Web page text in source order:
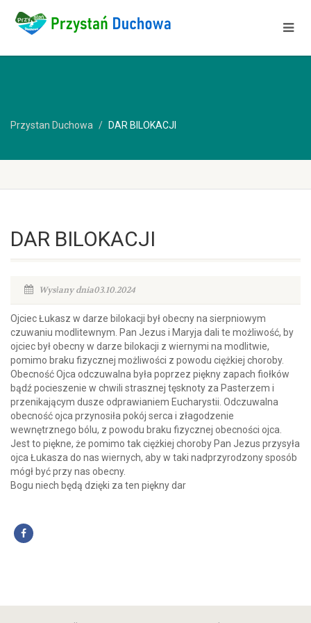
Przystan Duchowa DAR BILOKACJI
DAR BILOKACJI
Wysłany dnia03.10.2024
Ojciec Łukasz w darze bilokacji był obecny na sierpniowym
czuwaniu modlitewnym. Pan Jezus i Maryja dali te możliwość, by
ojciec był obecny w darze bilokacji z wiernymi na modlitwie,
pomimo braku fizycznej możliwości z powodu ciężkiej choroby.
Obecność Ojca odczuwalna była poprzez piękny zapach fiołków
bądź pocieszenie w chwili strasznej tęsknoty za Pasterzem i
przenikającym dusze odprawianiem Eucharystii. Odczuwalna
obecność ojca przynosiła pokój serca i złagodzenie
wewnętrznego bólu, z powodu braku fizycznej obecności ojca.
Jest to piękne, że pomimo tak ciężkiej choroby Pan Jezus przysyła
ojca Łukasza do nas wiernych, aby w taki nadprzyrodzony sposób
mógł być przy nas obecny.
Bogu niech będą dzięki za ten piękny dar